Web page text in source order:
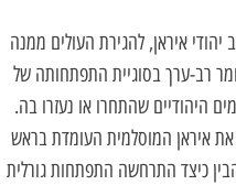
איראן, להגירת העולים ממנה
רב-ערך בסוגיית התפתחותה של
היהודיים שהתחרו או נעזרו בה.
את איראן המוסלמית העומדת בראש
כיצד התרחשה התפתחות גורלית